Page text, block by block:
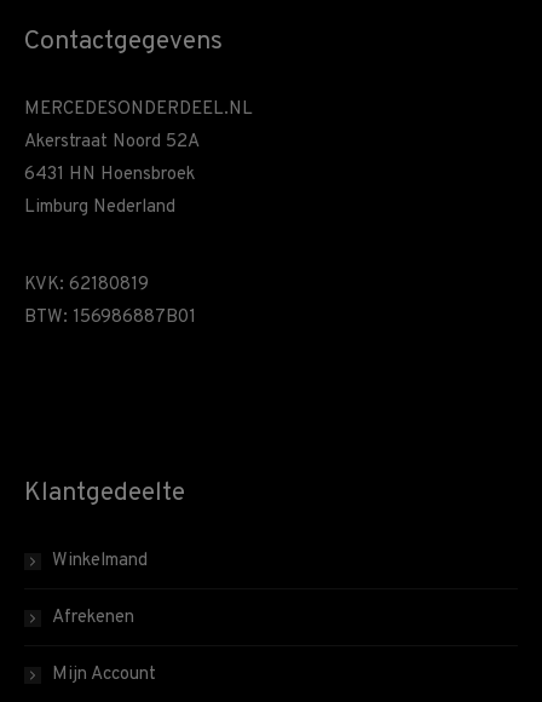
Contactgegevens
MERCEDESONDERDEEL.NL
Akerstraat Noord 52A
6431 HN Hoensbroek
Limburg Nederland
KVK: 62180819
BTW: 156986887B01
Klantgedeelte
Winkelmand
Afrekenen
Mijn Account